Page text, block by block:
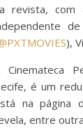
revista, com
),
Cinemateca
é um
na página
entre